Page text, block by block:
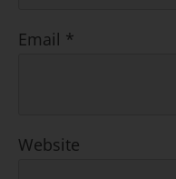
Email *
Website